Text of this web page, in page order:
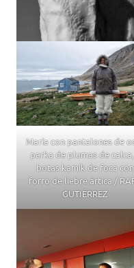
María con pantalones de
parka de plumas de
botas kamik de foca con
forro de liebre ártica /
GUTIÉRREZ